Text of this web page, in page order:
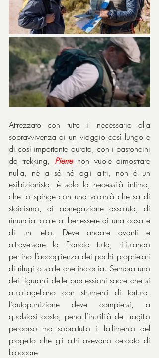
Attrezzato con tutto il necessario alla
sopravvivenza di un viaggio così lungo e
di così importante durata, con i bastoncini
da trekking, Pierre non vuole dimostrare
nulla, né a sé né agli altri, non è un
esibizionista: è solo la necessità intima,
che lo spinge con una volontà che sa di
stoicismo, di abnegazione assoluta, di
rinuncia totale al benessere di una casa e
di un letto. Deve andare avanti e
attraversare la Francia tutta, rifiutando
perfino l’accoglienza dei pochi proprietari
di rifugi o stalle che incrocia. Sembra uno
dei figuranti delle processioni sacre che si
autoflagellano con strumenti di tortura.
L’autopunizione deve compiersi, a
qualsiasi costo, pena l’inutilità del tragitto
percorso ma soprattutto il fallimento del
progetto che gli altri avevano cercato di
bloccare.